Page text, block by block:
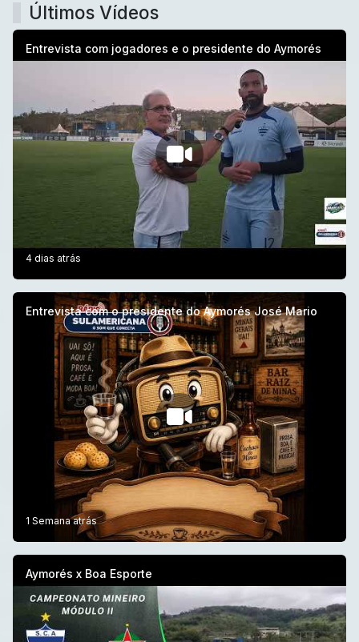
Últimos Vídeos
Entrevista com jogadores e o presidente do Aymorés
4 dias atrás
Entrevista com o presidente do Aymorés José Mario
1 Semana atrás
Aymorés x Boa Esporte